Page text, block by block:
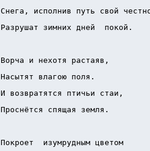
Снега, исполнив путь свой
Разрушат зимних дней  покой.
Ворча и нехотя растаяв,
Насытят влагою поля.
И возвратятся птичьи стаи,
Проснётся спящая земля.
Покроет  изумрудным цветом